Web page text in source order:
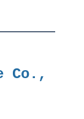
Co.,